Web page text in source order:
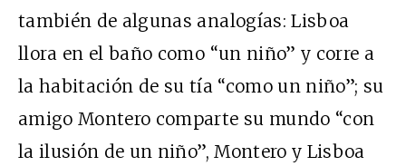
también de algunas analogías: Lisboa
llora en el baño como “un niño” y corre a
la habitación de su tía “como un niño”; su
amigo Montero comparte su mundo “con
la ilusión de un niño”, Montero y Lisboa